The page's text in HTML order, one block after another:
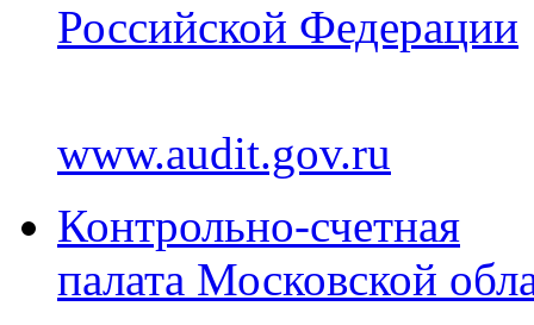
Российской Федерации
www.audit.gov.ru
Контрольно-счетная
палата Московской